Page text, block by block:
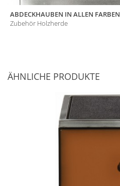
ABDECKHAUBEN IN ALLEN FARBEN
Zubehör Holzherde
ÄHNLICHE PRODUKTE